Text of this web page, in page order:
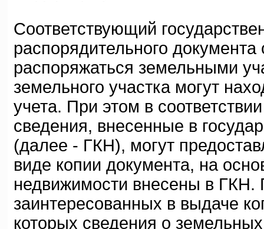
Соответствующий
распорядительного
распоряжаться земельными
земельного участка могут
учета. При этом в
сведения, внесенные в
(далее - ГКН), могут
виде копии документа, на
недвижимости внесены в ГКН.
заинтересованных в выдаче
которых сведения о